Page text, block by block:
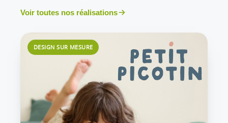
Voir toutes nos réalisations
DESIGN SUR MESURE